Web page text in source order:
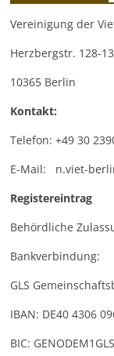
Vereinigung der
Herzbergstr. 128-
10365 Berlin
Kontakt:
Telefon: +49 30
E-Mail: n.viet-
Registereintrag
Behördliche
Bankverbindung:
GLS
IBAN: DE40 4306
BIC: GENODEM1GLS